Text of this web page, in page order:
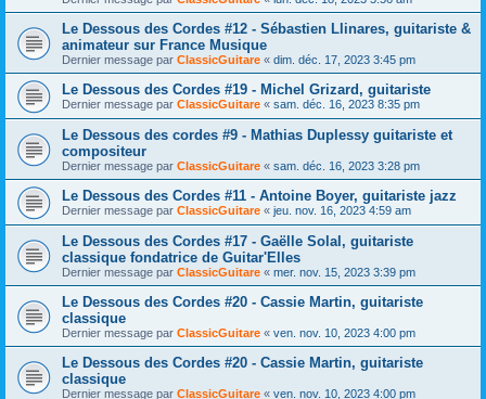
Le Dessous des Cordes #12 - Sébastien Llinares, guitariste &
animateur sur France Musique
Dernier message par ClassicGuitare « dim. déc. 17, 2023 3:45 pm
Le Dessous des Cordes #19 - Michel Grizard, guitariste
Dernier message par ClassicGuitare « sam. déc. 16, 2023 8:35 pm
Le Dessous des cordes #9 - Mathias Duplessy guitariste et
compositeur
Dernier message par ClassicGuitare « sam. déc. 16, 2023 3:28 pm
Le Dessous des Cordes #11 - Antoine Boyer, guitariste jazz
Dernier message par ClassicGuitare « jeu. nov. 16, 2023 4:59 am
Le Dessous des Cordes #17 - Gaëlle Solal, guitariste
classique fondatrice de Guitar'Elles
Dernier message par ClassicGuitare « mer. nov. 15, 2023 3:39 pm
Le Dessous des Cordes #20 - Cassie Martin, guitariste
classique
Dernier message par ClassicGuitare « ven. nov. 10, 2023 4:00 pm
Le Dessous des Cordes #20 - Cassie Martin, guitariste
classique
Dernier message par ClassicGuitare « ven. nov. 10, 2023 4:00 pm